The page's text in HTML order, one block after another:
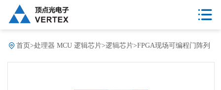
首页 >处理器 MCU 逻辑芯片>逻辑芯片>FPGA现场可编程门阵列